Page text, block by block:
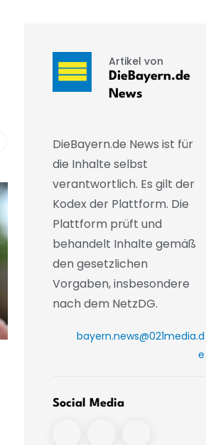
gefasst
Artikel von
DieBayern.de
News
DieBayern.de News ist für
die Inhalte selbst
verantwortlich. Es gilt der
Kodex der Plattform. Die
Plattform prüft und
behandelt Inhalte gemäß
den gesetzlichen
Vorgaben, insbesondere
nach dem NetzDG.
bayern.news@021media.d
e
Social Media